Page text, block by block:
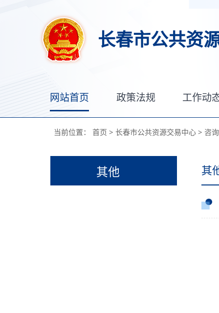
长春市公共资
网站首页 政策法规 工作动
当前位置： 首页 > 长春市公共资源交易中心 > 咨
其他 其